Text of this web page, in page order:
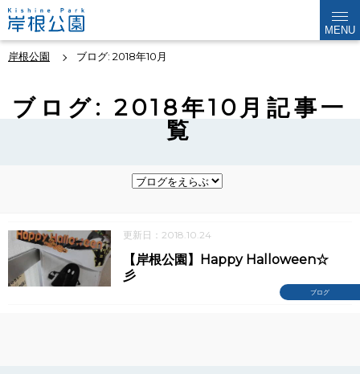
MENU
岸根公園 ブログ: 2018年10月
ブログ: 2018年10月記事一
覧
更新日：2018.10.24
ブログ
【岸根公園】Happy Halloween☆
彡